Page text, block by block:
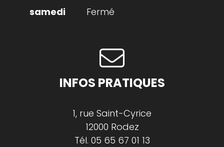
Fermé
INFOS PRATIQUES
1, rue Saint-Cyrice
12000 Rodez
Tél. 05 65 67 01 13